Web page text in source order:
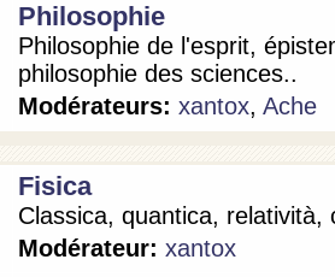
Philosophie
Philosophie de l'esprit,
philosophie des sciences..
Modérateurs: xantox, Ache
Fisica
Classica, quantica, relatività,
Modérateur: xantox